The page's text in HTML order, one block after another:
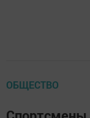
ОБЩЕСТВО